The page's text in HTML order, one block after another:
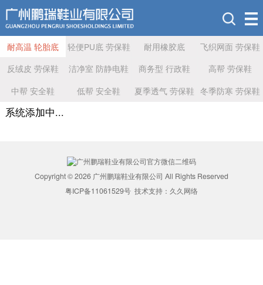
耐高温 轮胎底 轻便PU底 劳保鞋 耐用橡胶底
飞织网面 劳保鞋
反绒皮 劳保鞋
洁净室 防静电鞋 商务型 行政鞋
高帮 劳保鞋
中帮 安全鞋
低帮 安全鞋 夏季透气 劳保鞋 冬季防寒 劳保鞋
系统添加中...
Copyright © 2026 广州鹏瑞鞋业有限公司 All Rights Reserved
粤ICP备11061529号 技术支持： 久久网络